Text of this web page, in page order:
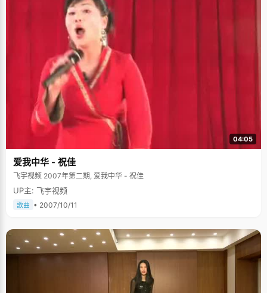
04:05
爱我中华 - 祝佳
飞宇视频 2007年第二期, 爱我中华 - 祝佳
UP主: 飞宇视频
歌曲 • 2007/10/11